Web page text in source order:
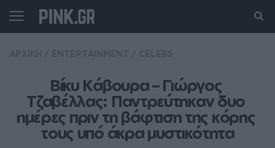
Βίκυ Κάβουρα – Γιώργος
Τζαβέλλας: Παντρεύτηκαν δυο
ημέρες πριν τη βάφτιση της κόρης
τους υπό άκρα μυστικότητα